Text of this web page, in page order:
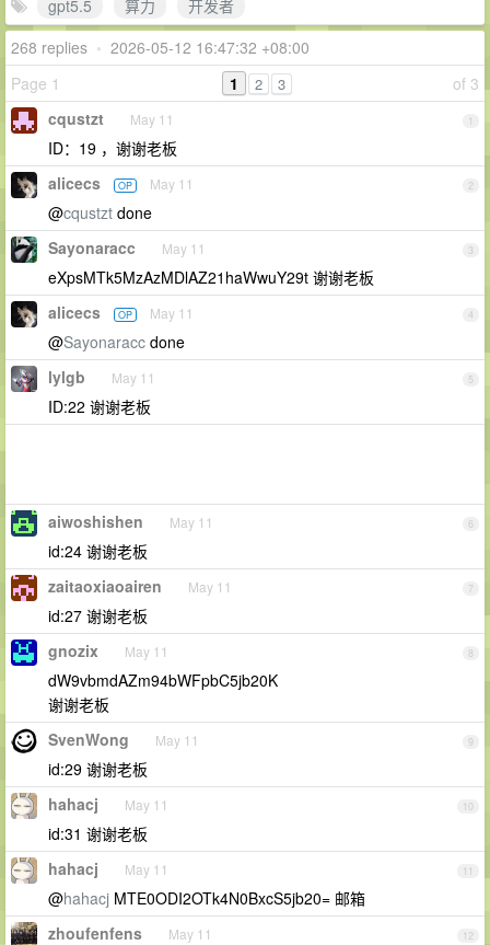
gpt5.5
算力
开发者
268 replies • 2026-05-12 16:47:32 +08:00
Page 1
of 3
1 2 3
1
cqustzt May 11
ID：19 ，谢谢老板
2
alicecs OP May 11
@cqustzt done
3
Sayonaracc May 11
eXpsMTk5MzAzMDlAZ21haWwuY29t 谢谢老板
4
alicecs OP May 11
@Sayonaracc done
5
lylgb May 11
ID:22 谢谢老板
6
aiwoshishen May 11
id:24 谢谢老板
7
zaitaoxiaoairen May 11
id:27 谢谢老板
8
gnozix May 11
dW9vbmdAZm94bWFpbC5jb20K
谢谢老板
9
SvenWong May 11
id:29 谢谢老板
10
hahacj May 11
id:31 谢谢老板
11
hahacj May 11
@hahacj MTE0ODI2OTk4N0BxcS5jb20= 邮箱
12
zhoufenfens May 11